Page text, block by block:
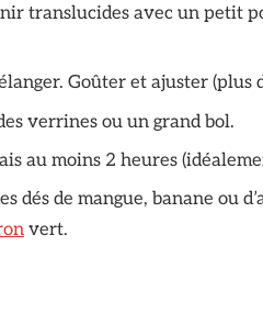
translucides avec un petit
Goûter et ajuster (plus
verrines ou un grand bol.
au moins 2 heures
dés de mangue, banane ou
vert.